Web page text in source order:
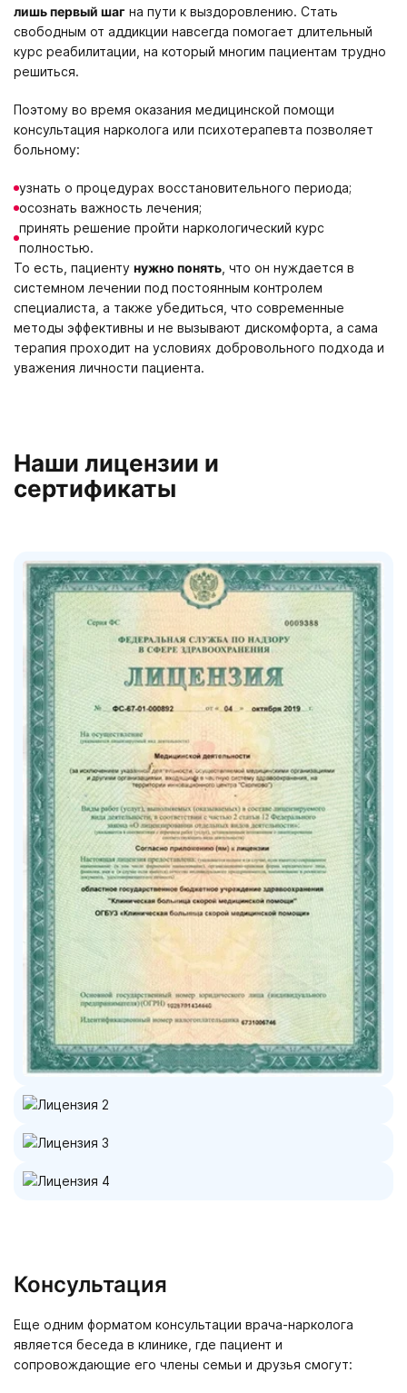
лишь первый шаг на пути к выздоровлению. Стать
свободным от аддикции навсегда помогает длительный
курс реабилитации, на который многим пациентам трудно
решиться.
Поэтому во время оказания медицинской помощи
консультация нарколога или психотерапевта позволяет
больному:
узнать о процедурах восстановительного периода;
осознать важность лечения;
принять решение пройти наркологический курс
полностью.
То есть, пациенту нужно понять , что он нуждается в
системном лечении под постоянным контролем
специалиста, а также убедиться, что современные
методы эффективны и не вызывают дискомфорта, а сама
терапия проходит на условиях добровольного подхода и
уважения личности пациента.
Наши лицензии и
сертификаты
Консультация
Еще одним форматом консультации врача-нарколога
является беседа в клинике, где пациент и
сопровождающие его члены семьи и друзья смогут: